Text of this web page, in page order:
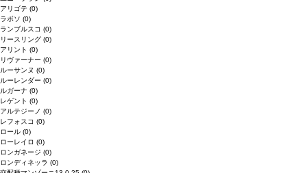
アリゴテ (0)
ラボソ (0)
ランブルスコ (0)
リースリング (0)
アリント (0)
リヴァーナー (0)
ルーサンヌ (0)
ルーレンダー (0)
ルガーナ (0)
レゲント (0)
アルテジーノ (0)
レフォスコ (0)
ロール (0)
ローレイロ (0)
ロンガネージ (0)
ロンディネッラ (0)